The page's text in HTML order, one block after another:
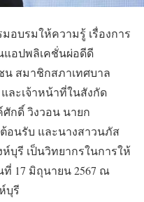
อบรมให้ความรู้ เรื่องการ
แอปพลิเคชั่นผ่อดีดี
สมาชิกสภาเทศบาล
ละเจ้าหน้าที่ในสังกัด
กดิ์ วิงวอน นายก
อนรับ และนางสาวนภัส
บุรี เป็นวิทยากรในการให้
17 มิถุนายน 2567 ณ
บุรี